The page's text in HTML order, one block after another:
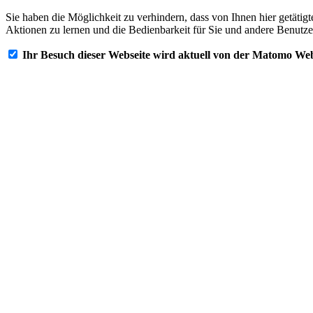
Sie haben die Möglichkeit zu verhindern, dass von Ihnen hier
Aktionen zu lernen und die Bedienbarkeit für Sie und andere
Ihr Besuch dieser Webseite wird aktuell von der Matomo